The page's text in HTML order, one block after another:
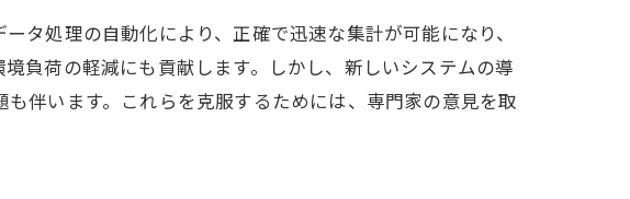
タ処理の自動化により、正確で迅速な集計が可能になり、
負荷の軽減にも貢献します。しかし、新しいシステムの導
伴います。これらを克服するためには、専門家の意見を取